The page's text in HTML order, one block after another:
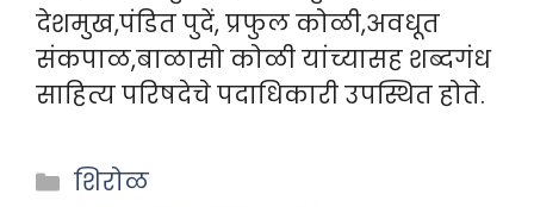
देशमुख,पंडित पुदें, प्रफुल कोळी,अवधूत
संकपाळ,बाळासो कोळी यांच्यासह शब्दगंध
साहित्य परिषदेचे पदाधिकारी उपस्थित होते.
Categories
शिरोळ